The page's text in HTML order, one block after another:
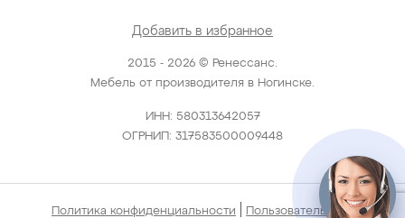
2015 - 2026 © Ренессанс.
Мебель от производителя в Ногинске.
ИНН: 580313642057
ОГРНИП: 317583500009448
Добавить в избранное
Политика конфиденциальности Пользовательское